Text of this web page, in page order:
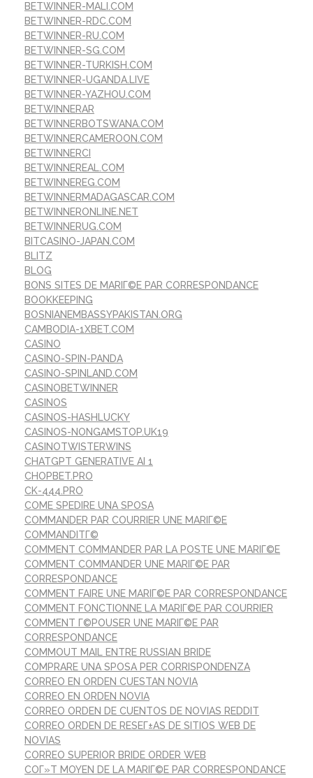
BETWINNER-MALI.COM
BETWINNER-RDC.COM
BETWINNER-RU.COM
BETWINNER-SG.COM
BETWINNER-TURKISH.COM
BETWINNER-UGANDA.LIVE
BETWINNER-YAZHOU.COM
BETWINNERAR
BETWINNERBOTSWANA.COM
BETWINNERCAMEROON.COM
BETWINNERCI
BETWINNEREAL.COM
BETWINNEREG.COM
BETWINNERMADAGASCAR.COM
BETWINNERONLINE.NET
BETWINNERUG.COM
BITCASINO-JAPAN.COM
BLITZ
BLOG
BONS SITES DE MARIГ©E PAR CORRESPONDANCE
BOOKKEEPING
BOSNIANEMBASSYPAKISTAN.ORG
CAMBODIA-1XBET.COM
CASINO
CASINO-SPIN-PANDA
CASINO-SPINLAND.COM
CASINOBETWINNER
CASINOS
CASINOS-HASHLUCKY
CASINOS-NONGAMSTOP.UK19
CASINOTWISTERWINS
CHATGPT GENERATIVE AI 1
CHOPBET.PRO
CK-444.PRO
COME SPEDIRE UNA SPOSA
COMMANDER PAR COURRIER UNE MARIГ©E
COMMANDITГ©
COMMENT COMMANDER PAR LA POSTE UNE MARIГ©E
COMMENT COMMANDER UNE MARIГ©E PAR
CORRESPONDANCE
COMMENT FAIRE UNE MARIГ©E PAR CORRESPONDANCE
COMMENT FONCTIONNE LA MARIГ©E PAR COURRIER
COMMENT Г©POUSER UNE MARIГ©E PAR
CORRESPONDANCE
COMMOUT MAIL ENTRE RUSSIAN BRIDE
COMPRARE UNA SPOSA PER CORRISPONDENZA
CORREO EN ORDEN CUESTAN NOVIA
CORREO EN ORDEN NOVIA
CORREO ORDEN DE CUENTOS DE NOVIAS REDDIT
CORREO ORDEN DE RESEГ±AS DE SITIOS WEB DE
NOVIAS
CORREO SUPERIOR BRIDE ORDER WEB
COГ»T MOYEN DE LA MARIГ©E PAR CORRESPONDANCE